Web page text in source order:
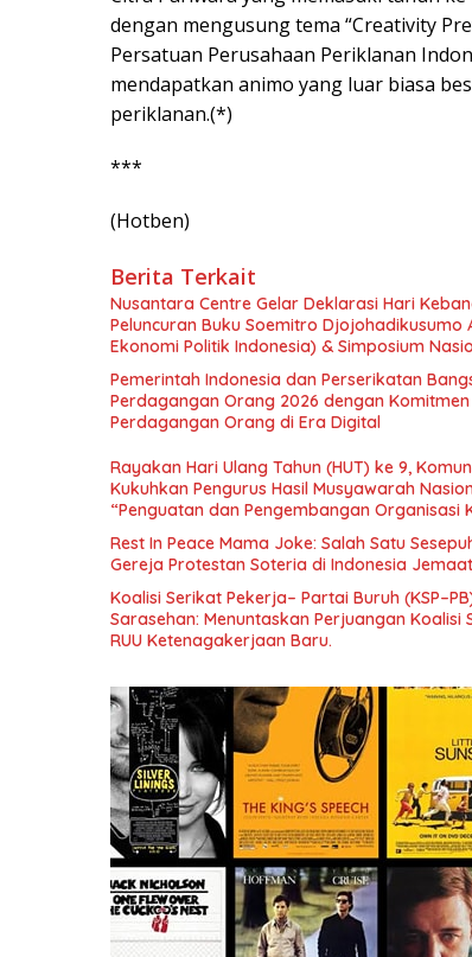
dengan mengusung tema “Creativity
Persatuan Perusahaan Periklanan
mendapatkan animo yang luar biasa
periklanan.(*)
***
(Hotben)
Berita Terkait
Nusantara Centre Gelar Deklarasi Hari
Peluncuran Buku Soemitro Djojohadikusumo
Ekonomi Politik Indonesia) & Simposium
Perekonomian Nasional dan Kesejahteraan
Indonesia Emas 2045”,
Pemerintah Indonesia dan Perserikatan
Perdagangan Orang 2026 dengan
Perdagangan Orang di Era Digital
Rayakan Hari Ulang Tahun (HUT) ke 9,
Kukuhkan Pengurus Hasil Musyawarah
“Penguatan dan Pengembangan Organisasi
Indonesia dan Mancanegara”.
Rest In Peace Mama Joke: Salah Satu
Gereja Protestan Soteria di Indonesia
Koalisi Serikat Pekerja– Partai Buruh
Sarasehan: Menuntaskan Perjuangan
RUU Ketenagakerjaan Baru.